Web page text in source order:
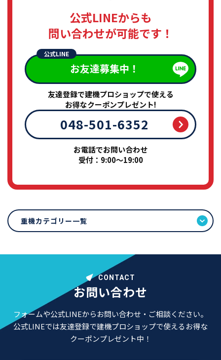
公式LINEからも
問い合わせが可能です！
公式LINE
お友達募集中！
友達登録で建機プロショップで使える
お得なクーポンプレゼント!
048-501-6352
お電話でお問い合わせ
受付：9:00～19:00
重機カテゴリー一覧
CONTACT
お問い合わせ
フォームや公式LINEからお問い合わせ・ご相談ください。
公式LINEでは友達登録で建機プロショップで使えるお得な
クーポンプレゼント中！